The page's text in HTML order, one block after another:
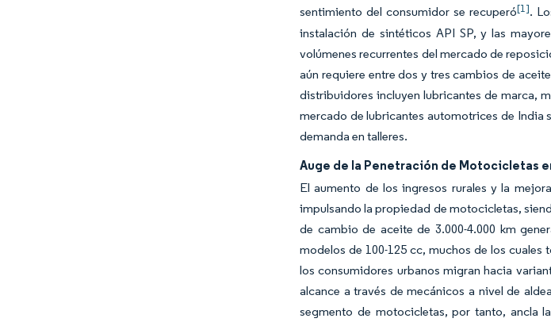
sentimiento del consumidor se recuperó[1].
instalación de sintéticos API SP, y las
volúmenes recurrentes del mercado de
aún requiere entre dos y tres cambios de
distribuidores incluyen lubricantes de marca,
mercado de lubricantes automotrices de India
demanda en talleres.
Auge de la Penetración de Motocicletas
El aumento de los ingresos rurales y la
impulsando la propiedad de motocicletas,
de cambio de aceite de 3.000-4.000 km
modelos de 100-125 cc, muchos de los
los consumidores urbanos migran hacia
alcance a través de mecánicos a nivel de
segmento de motocicletas, por tanto, ancla